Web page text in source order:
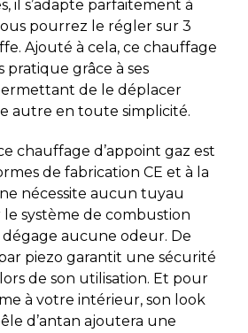
il s’adapte parfaitement à
pourrez le régler sur 3
Ajouté à cela, ce chauffage
pratique grâce à ses
de le déplacer
autre en toute simplicité.
chauffage d’appoint gaz est
de fabrication CE et à la
nécessite aucun tuyau
le système de combustion
aucune odeur. De
piezo garantit une sécurité
de son utilisation. Et pour
à votre intérieur, son look
d’antan ajoutera une